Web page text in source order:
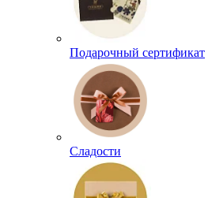
Подарочный сертификат
Сладости